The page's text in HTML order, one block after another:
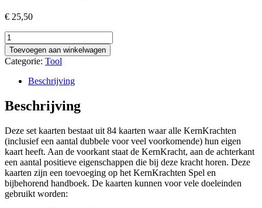
€ 25,50
KernKrachten
Uitgelicht
(Coaching)
Kaarten
aantal
Toevoegen aan winkelwagen
Categorie: Tool
Beschrijving
Beschrijving
Deze set kaarten bestaat uit 84 kaarten waar alle KernKrachten
(inclusief een aantal dubbele voor veel voorkomende) hun eigen
kaart heeft. Aan de voorkant staat de KernKracht, aan de achterkant
een aantal positieve eigenschappen die bij deze kracht horen. Deze
kaarten zijn een toevoeging op het KernKrachten Spel en
bijbehorend handboek. De kaarten kunnen voor vele doeleinden
gebruikt worden: